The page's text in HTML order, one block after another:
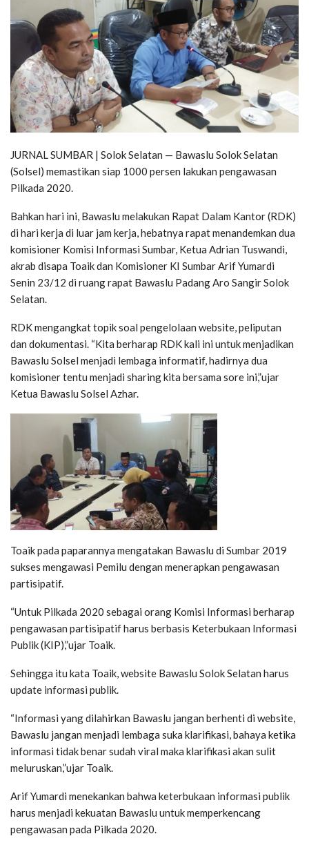
JURNAL SUMBAR | Solok Selatan — Bawaslu Solok Selatan
(Solsel) memastikan siap 1000 persen lakukan pengawasan
Pilkada 2020.
Bahkan hari ini, Bawaslu melakukan Rapat Dalam Kantor (RDK)
di hari kerja di luar jam kerja, hebatnya rapat menandemkan dua
komisioner Komisi Informasi Sumbar, Ketua Adrian Tuswandi,
akrab disapa Toaik dan Komisioner KI Sumbar Arif Yumardi
Senin 23/12 di ruang rapat Bawaslu Padang Aro Sangir Solok
Selatan.
RDK mengangkat topik soal pengelolaan website, peliputan
dan dokumentasi. “Kita berharap RDK kali ini untuk menjadikan
Bawaslu Solsel menjadi lembaga informatif, hadirnya dua
komisioner tentu menjadi sharing kita bersama sore ini,”ujar
Ketua Bawaslu Solsel Azhar.
Toaik pada paparannya mengatakan Bawaslu di Sumbar 2019
sukses mengawasi Pemilu dengan menerapkan pengawasan
partisipatif.
“Untuk Pilkada 2020 sebagai orang Komisi Informasi berharap
pengawasan partisipatif harus berbasis Keterbukaan Informasi
Publik (KIP),”ujar Toaik.
Sehingga itu kata Toaik, website Bawaslu Solok Selatan harus
update informasi publik.
“Informasi yang dilahirkan Bawaslu jangan berhenti di website,
Bawaslu jangan menjadi lembaga suka klarifikasi, bahaya ketika
informasi tidak benar sudah viral maka klarifikasi akan sulit
meluruskan,”ujar Toaik.
Arif Yumardi menekankan bahwa keterbukaan informasi publik
harus menjadi kekuatan Bawaslu untuk memperkencang
pengawasan pada Pilkada 2020.